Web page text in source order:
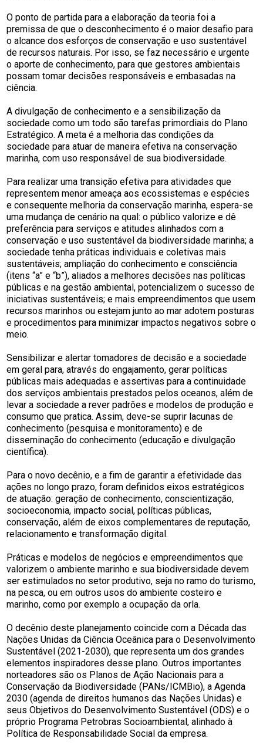
O ponto de partida para a elaboração da teoria foi a
premissa de que o desconhecimento é o maior desafio para
o alcance dos esforços de conservação e uso sustentável
de recursos naturais. Por isso, se faz necessário e urgente
o aporte de conhecimento, para que gestores ambientais
possam tomar decisões responsáveis e embasadas na
ciência.
A divulgação de conhecimento e a sensibilização da
sociedade como um todo são tarefas primordiais do Plano
Estratégico. A meta é a melhoria das condições da
sociedade para atuar de maneira efetiva na conservação
marinha, com uso responsável de sua biodiversidade.
Para realizar uma transição efetiva para atividades que
representem menor ameaça aos ecossistemas e espécies
e consequente melhoria da conservação marinha, espera-se
uma mudança de cenário na qual: o público valorize e dê
preferência para serviços e atitudes alinhados com a
conservação e uso sustentável da biodiversidade marinha; a
sociedade tenha práticas individuais e coletivas mais
sustentáveis; ampliação do conhecimento e consciência
(itens “a” e “b”), aliados a melhores decisões nas políticas
públicas e na gestão ambiental, potencializem o sucesso de
iniciativas sustentáveis; e mais empreendimentos que usem
recursos marinhos ou estejam junto ao mar adotem posturas
e procedimentos para minimizar impactos negativos sobre o
meio.
Sensibilizar e alertar tomadores de decisão e a sociedade
em geral para, através do engajamento, gerar políticas
públicas mais adequadas e assertivas para a continuidade
dos serviços ambientais prestados pelos oceanos, além de
levar a sociedade a rever padrões e modelos de produção e
consumo que pratica. Assim, deve-se suprir lacunas de
conhecimento (pesquisa e monitoramento) e de
disseminação do conhecimento (educação e divulgação
científica).
Para o novo decênio, e a fim de garantir a efetividade das
ações no longo prazo, foram definidos eixos estratégicos
de atuação: geração de conhecimento, conscientização,
socioeconomia, impacto social, políticas públicas,
conservação, além de eixos complementares de reputação,
relacionamento e transformação digital.
Práticas e modelos de negócios e empreendimentos que
valorizem o ambiente marinho e sua biodiversidade devem
ser estimulados no setor produtivo, seja no ramo do turismo,
na pesca, ou em outros usos do ambiente costeiro e
marinho, como por exemplo a ocupação da orla.
O decênio deste planejamento coincide com a Década das
Nações Unidas da Ciência Oceânica para o Desenvolvimento
Sustentável (2021-2030), que representa um dos grandes
elementos inspiradores desse plano. Outros importantes
norteadores são os Planos de Ação Nacionais para a
Conservação da Biodiversidade (PANs/ICMBio), a Agenda
2030 (agenda de direitos humanos das Nações Unidas) e
seus Objetivos do Desenvolvimento Sustentável (ODS) e o
próprio Programa Petrobras Socioambiental, alinhado à
Política de Responsabilidade Social da empresa.